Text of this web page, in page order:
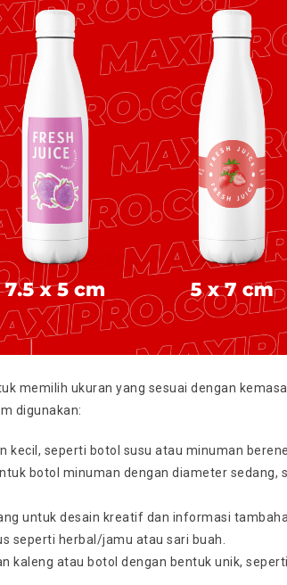
memilih ukuran yang sesuai dengan
digunakan:
kecil, seperti botol susu atau minuman
botol minuman dengan diameter sedang,
untuk desain kreatif dan informasi
seperti herbal/jamu atau sari buah.
kaleng atau botol dengan bentuk unik,